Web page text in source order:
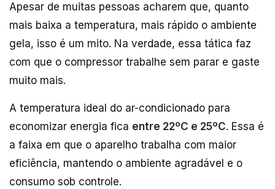
Apesar de muitas pessoas acharem que, quanto
mais baixa a temperatura, mais rápido o ambiente
gela, isso é um mito. Na verdade, essa tática faz
com que o compressor trabalhe sem parar e gaste
muito mais.
A temperatura ideal do ar-condicionado para
economizar energia fica entre 22ºC e 25ºC. Essa é
a faixa em que o aparelho trabalha com maior
eficiência, mantendo o ambiente agradável e o
consumo sob controle.